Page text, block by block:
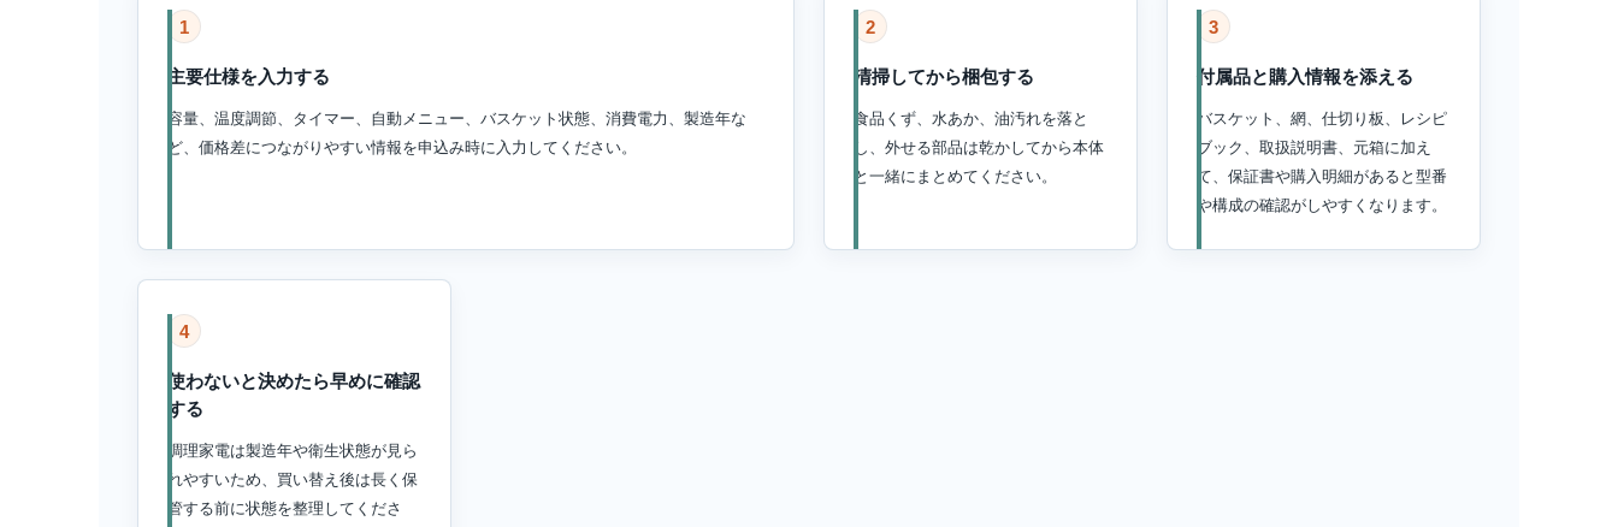
1
主要仕様を入力する
容量、温度調節、タイマー、自動メニュー、バスケット状態、消費電力、製造年な
ど、価格差につながりやすい情報を申込み時に入力してください。
2
清掃してから梱包する
食品くず、水あか、油汚れを落と
し、外せる部品は乾かしてから本体
と一緒にまとめてください。
3
付属品と購入情報を添える
バスケット、網、仕切り板、レシピ
ブック、取扱説明書、元箱に加え
て、保証書や購入明細があると型番
や構成の確認がしやすくなります。
4
使わないと決めたら早めに確認
する
調理家電は製造年や衛生状態が見ら
れやすいため、買い替え後は長く保
管する前に状態を整理してくださ